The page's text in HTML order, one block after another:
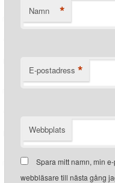
Namn *
E-postadress *
Webbplats
Spara mitt namn, min
webbläsare till nästa gång